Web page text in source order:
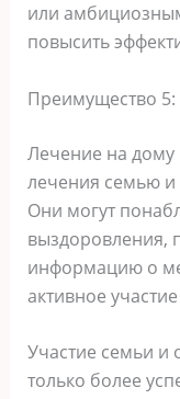
или
повысить
Преимущество 5:
Лечение на дому
лечения семью и
Они могут
выздоровления,
информацию о
активное
Участие семьи и
только более